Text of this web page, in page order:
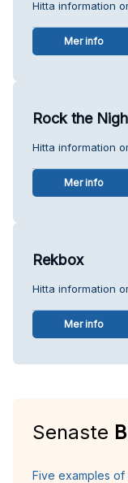
Hitta information
Mer info
Rock the
Hitta information
Mer info
Rekbox
Hitta information
Mer info
Senaste
Five examples